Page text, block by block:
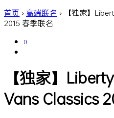
首页 › 高端联名 ›
【独家】
2015 春季联名
0
【独家】
Vans Classics